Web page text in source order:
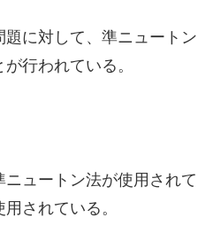
に対して、準ニュートン
行われている。
ュートン法が使用されて
されている。